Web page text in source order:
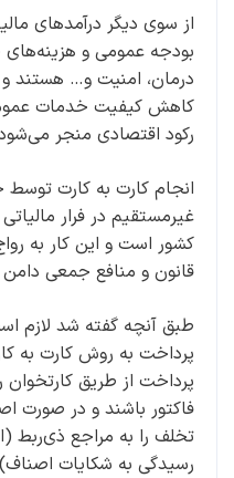
از سوی دیگر درآمدهای
بودجه عمومی و
درمان، امنیت و… هستند
کاهش کیفیت خدمات
رکود اقتصادی منجر
انجام کارت به کارت توسط
غیرمستقیم در فرار
کشور است و این کار به
قانون و منافع جمعی
طبق آنچه گفته شد لازم
پرداخت به روش کارت به
پرداخت از طریق
فاکتور باشند و در صورت
تخلف را به مراجع ذی‌ربط
رسیدگی به شکایات